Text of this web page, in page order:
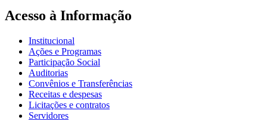
Acesso à Informação
Institucional
Ações e Programas
Participação Social
Auditorias
Convênios e Transferências
Receitas e despesas
Licitações e contratos
Servidores